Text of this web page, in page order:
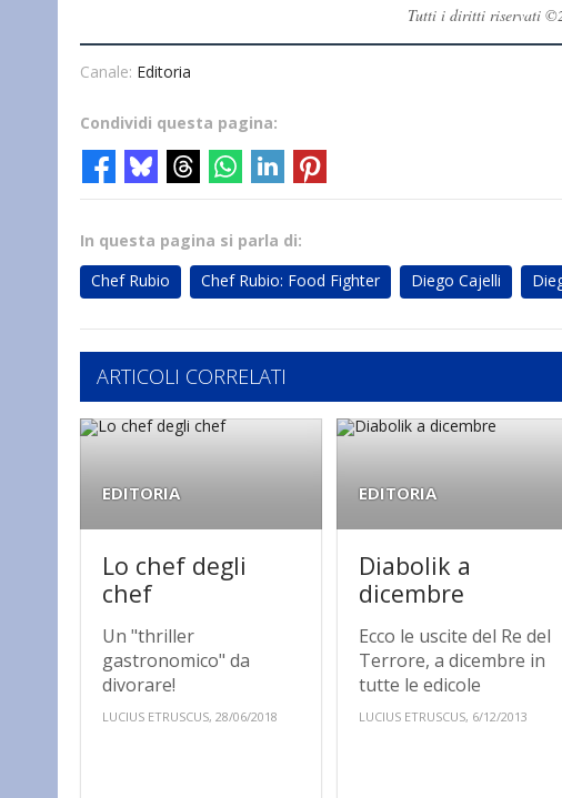
Tutti i diritti riservati
Canale: Editoria
Condividi questa pagina:
In questa pagina si parla di:
Chef Rubio
Chef Rubio: Food Fighter Diego Cajelli
ARTICOLI CORRELATI
EDITORIA
Lo chef degli
chef
Un "thriller
gastronomico" da
divorare!
LUCIUS ETRUSCUS, 28/06/2018
EDITORIA
Diabolik a
dicembre
Ecco le uscite del Re del
Terrore, a dicembre in
tutte le edicole
LUCIUS ETRUSCUS, 6/12/2013